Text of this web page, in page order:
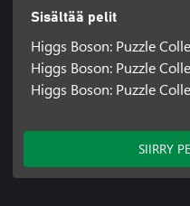
Sisältää pelit
Higgs Boson: Puzzle
Higgs Boson: Puzzle
Higgs Boson: Puzzle
SIIRRY